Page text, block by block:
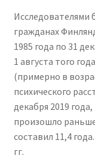
Исследователями
гражданах
1985 года по 31
1 августа того
(примерно в
психического
декабря 2019
произошло
составил 11,4
гг.